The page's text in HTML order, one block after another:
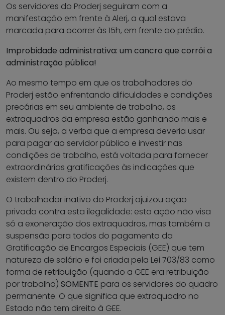
Os servidores do Proderj seguiram com a
manifestação em frente à Alerj, a qual estava
marcada para ocorrer às 15h, em frente ao prédio.
Improbidade administrativa: um cancro que corrói a
administração pública!
Ao mesmo tempo em que os trabalhadores do
Proderj estão enfrentando dificuldades e condições
precárias em seu ambiente de trabalho, os
extraquadros da empresa estão ganhando mais e
mais. Ou seja, a verba que a empresa deveria usar
para pagar ao servidor público e investir nas
condições de trabalho, está voltada para fornecer
extraordinárias gratificações às indicações que
existem dentro do Proderj.
O trabalhador inativo do Proderj ajuizou ação
privada contra esta ilegalidade: esta ação não visa
só a exoneração dos extraquadros, mas também a
suspensão para todos do pagamento da
Gratificação de Encargos Especiais (GEE) que tem
natureza de salário e foi criada pela Lei 703/83 como
forma de retribuição (quando a GEE era retribuição
por trabalho) SOMENTE para os servidores do quadro
permanente. O que significa que extraquadro no
Estado não tem direito à GEE.